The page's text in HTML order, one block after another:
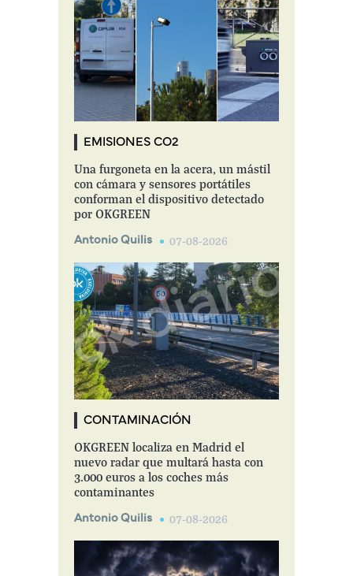
EMISIONES CO2
Una furgoneta en la acera, un mástil
con cámara y sensores portátiles
conforman el dispositivo detectado
por OKGREEN
Antonio Quilis 07-08-2026
CONTAMINACIÓN
OKGREEN localiza en Madrid el
nuevo radar que multará hasta con
3.000 euros a los coches más
contaminantes
Antonio Quilis 07-08-2026